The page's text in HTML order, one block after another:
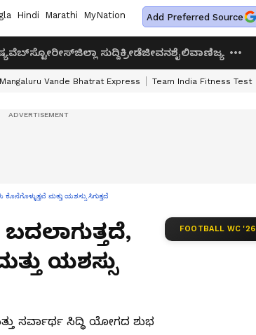
Hindi Marathi MyNation Add Preferred Source
ವೆಬ್‌ಸ್ಟೋರೀಸ್ಜಿಲ್ಲಾ ಸುದ್ದಿಕ್ರೀಡೆಜೀವನಶೈಲಿವಾಣಿಜ್ಯ
Vande Bhatrat Express Team India Fitness Test
ಮತ್ತು ಯಶಸ್ಸು ಸಿಗುತ್ತದೆ
ಯಶಸ್ಸು
ಸರ್ವಾರ್ಥ ಸಿದ್ಧಿ ಯೋಗದ ಶುಭ
FOOTBALL WC '26